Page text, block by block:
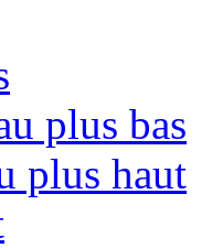
plus bas
plus haut